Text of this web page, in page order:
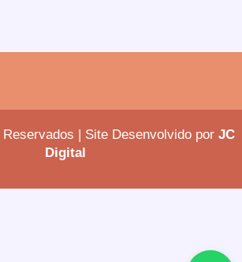
| Site Desenvolvido por JC
Digital